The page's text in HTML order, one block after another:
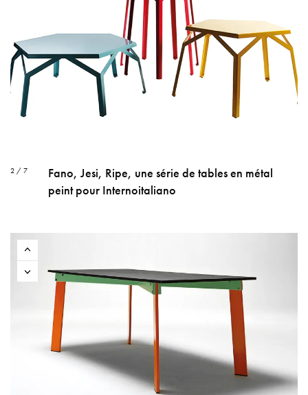
2 / 7
Fano, Jesi, Ripe, une série de tables en métal
peint pour Internoitaliano